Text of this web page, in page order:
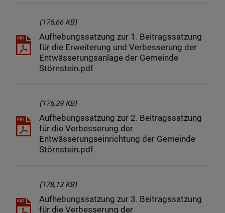
(176,66 KB)
Aufhebungssatzung zur 1. Beitragssatzung
für die Erweiterung und Verbesserung der
Entwässerungsanlage der Gemeinde
Störnstein.pdf
(176,39 KB)
Aufhebungssatzung zur 2. Beitragssatzung
für die Verbesserung der
Entwässerungseinrichtung der Gemeinde
Störnstein.pdf
(178,13 KB)
Aufhebungssatzung zur 3. Beitragssatzung
für die Verbesserung der